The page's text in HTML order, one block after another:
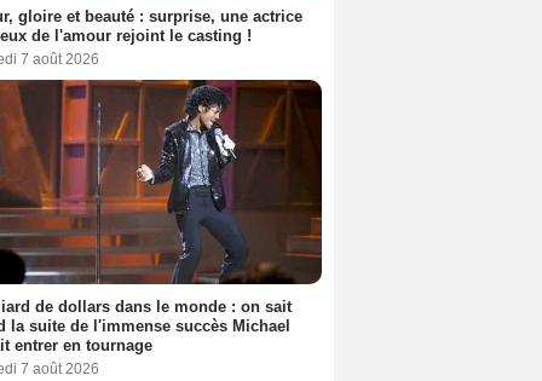
2 films
2 films
gloire et beauté : surprise, une actrice
de l'amour rejoint le casting !
7 août 2026
de dollars dans le monde : on sait
la suite de l'immense succès Michael
entrer en tournage
7 août 2026